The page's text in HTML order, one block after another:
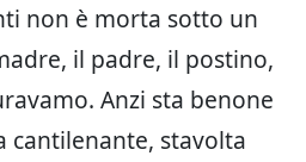
non è morta sotto un
il padre, il postino,
Anzi sta benone
cantilenante, stavolta